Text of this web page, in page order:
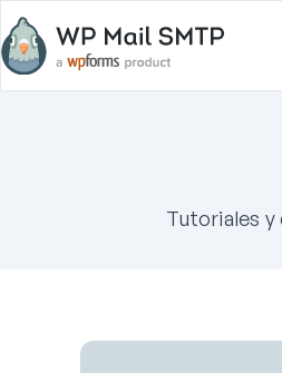
Tutoriales y